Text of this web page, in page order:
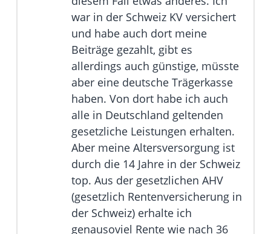
war in der Schweiz KV versichert
und habe auch dort meine
Beiträge gezahlt, gibt es
allerdings auch günstige, müsste
aber eine deutsche Trägerkasse
haben. Von dort habe ich auch
alle in Deutschland geltenden
gesetzliche Leistungen erhalten.
Aber meine Altersversorgung ist
durch die 14 Jahre in der Schweiz
top. Aus der gesetzlichen AHV
(gesetzlich Rentenversicherung in
der Schweiz) erhalte ich
genausoviel Rente wie nach 36